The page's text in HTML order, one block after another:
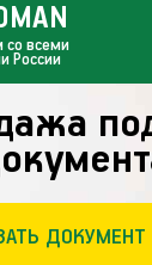
ДОКУМЕНТ
со всеми
России